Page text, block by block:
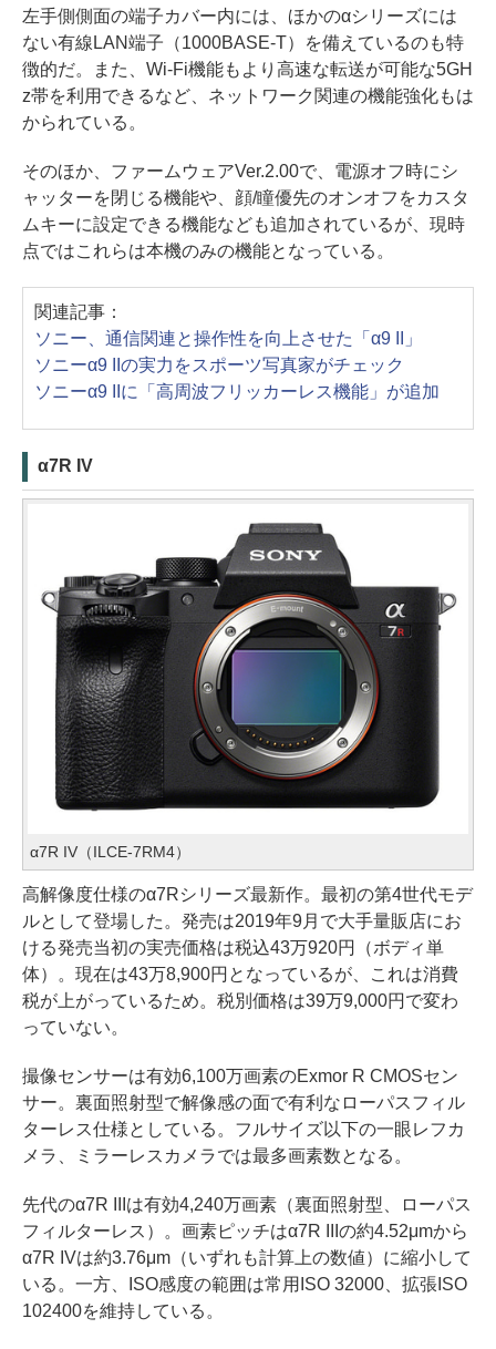
左手側側面の端子カバー内には、ほかのαシリーズには
ない有線LAN端子（1000BASE-T）を備えているのも特
徴的だ。また、Wi-Fi機能もより高速な転送が可能な5GH
z帯を利用できるなど、ネットワーク関連の機能強化もは
かられている。
そのほか、ファームウェアVer.2.00で、電源オフ時にシ
ャッターを閉じる機能や、顔/瞳優先のオンオフをカスタ
ムキーに設定できる機能なども追加されているが、現時
点ではこれらは本機のみの機能となっている。
関連記事：
ソニー、通信関連と操作性を向上させた「α9 II」
ソニーα9 IIの実力をスポーツ写真家がチェック
ソニーα9 IIに「高周波フリッカーレス機能」が追加
α7R IV
α7R IV（ILCE-7RM4）
高解像度仕様のα7Rシリーズ最新作。最初の第4世代モデ
ルとして登場した。発売は2019年9月で大手量販店にお
ける発売当初の実売価格は税込43万920円（ボディ単
体）。現在は43万8,900円となっているが、これは消費
税が上がっているため。税別価格は39万9,000円で変わ
っていない。
撮像センサーは有効6,100万画素のExmor R CMOSセン
サー。裏面照射型で解像感の面で有利なローパスフィル
ターレス仕様としている。フルサイズ以下の一眼レフカ
メラ、ミラーレスカメラでは最多画素数となる。
先代のα7R IIIは有効4,240万画素（裏面照射型、ローパス
フィルターレス）。画素ピッチはα7R IIIの約4.52μmから
α7R IVは約3.76μm（いずれも計算上の数値）に縮小して
いる。一方、ISO感度の範囲は常用ISO 32000、拡張ISO
102400を維持している。